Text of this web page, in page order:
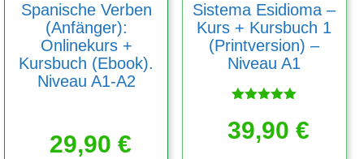
Spanische Verben
(Anfänger):
Onlinekurs +
Kursbuch (Ebook).
Niveau A1-A2
29,90 €
Sistema Esidioma –
Kurs + Kursbuch 1
(Printversion) –
Niveau A1
mit
5.00
39,90 €